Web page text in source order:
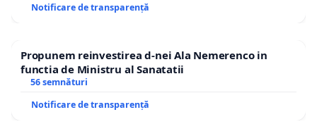
Notificare de transparență
Propunem reinvestirea d-nei Ala Nemerenco in
functia de Ministru al Sanatatii
56 semnături
Notificare de transparență